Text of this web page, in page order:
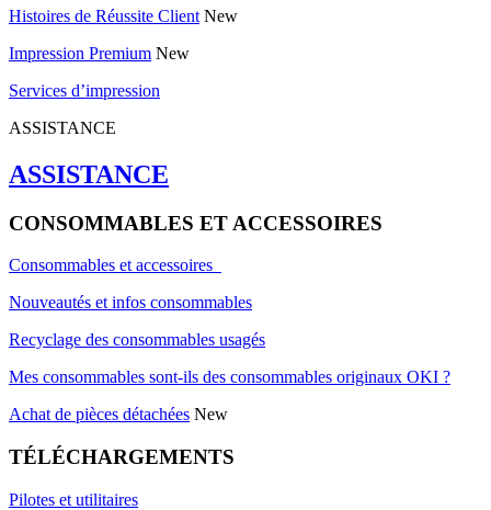
Histoires de Réussite Client New
Impression Premium New
Services d’impression
ASSISTANCE
ASSISTANCE
CONSOMMABLES ET ACCESSOIRES
Consommables et accessoires
Nouveautés et infos consommables
Recyclage des consommables usagés
Mes consommables sont-ils des consommables originaux OKI ?
Achat de pièces détachées New
TÉLÉCHARGEMENTS
Pilotes et utilitaires